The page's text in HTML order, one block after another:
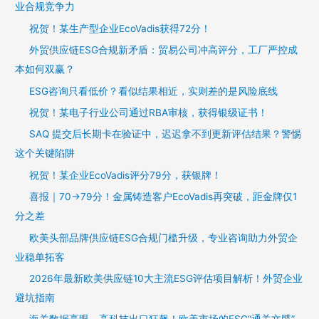
业合规竞争力
祝贺！某生产型企业EcoVadis获得72分！
外贸供应链ESG合规新矛盾：贸易公司冲高评分，工厂严控成
本如何双赢？
ESG咨询只看低价？看似结果相近，实则差的是风险底线
祝贺！某电子行业公司通过RBA审核，获得银级证书！
SAQ 提交后长期卡在验证中，迟迟拿不到更新评估结果？警惕
这个关键陷阱
祝贺！某企业EcoVadis评分79分，获银牌！
喜报｜70→79分！金属铸造客户EcoVadis再突破，距金牌仅1
分之差
欧美头部品牌供应链ESG合规门槛升级，专业咨询助力外贸企
业稳单拓客
2026年最新欧美供应链10大主流ESG评估项目解析！外贸企业
避坑指南